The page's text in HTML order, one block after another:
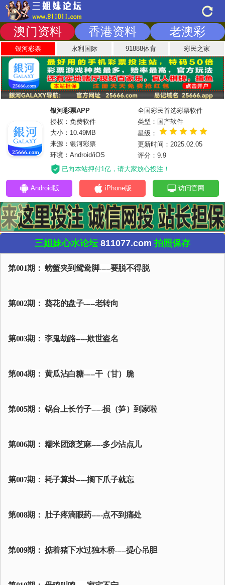
澳门资料 香港资料 老澳彩
银河彩票 永利国际 91888体育 彩民之家
银河彩票APP
授权：免费软件
大小：10.49MB
来源：银河彩票
环境：Android/iOS
全国彩民首选彩票软件
类型：国产软件
星级：
更新时间：2025.02.05
评分：9.9
已向本站押付1亿，请大家放心投注！
Android版 iPhone版 访问官网
三姐妹心水论坛 811077.com 拍照保存
第001期： 螃蟹夹到鸳鸯脚-----要脱不得脱
第002期： 葵花的盘子-----老转向
第003期： 李鬼劫路-----欺世盗名
第004期： 黄瓜沾白糖-----干（甘）脆
第005期： 锅台上长竹子-----损（笋）到家啦
第006期： 糯米团滚芝麻-----多少沾点儿
第007期： 耗子算卦-----搁下爪子就忘
第008期： 肚子疼滴眼药-----点不到痛处
第009期： 掂着猪下水过独木桥-----提心吊胆